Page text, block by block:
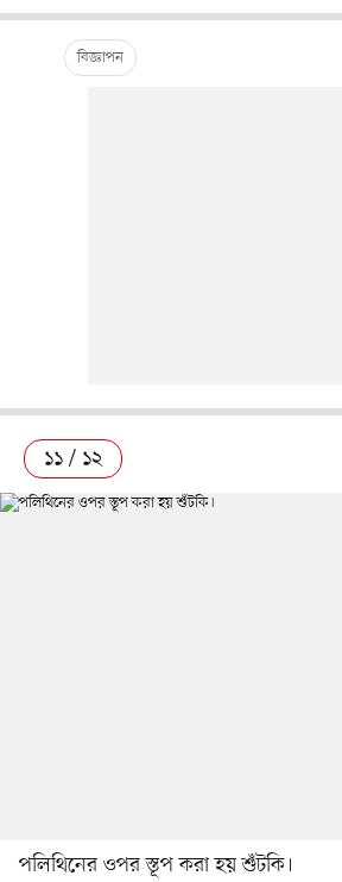
১১ / ১২
পলিথিনের ওপর স্তূপ করা হয় শুঁটকি।